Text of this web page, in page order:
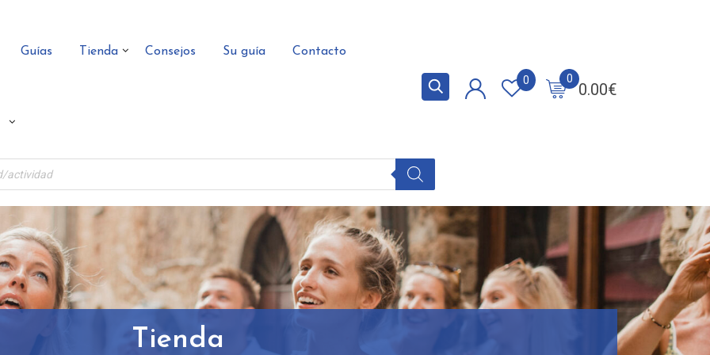
Guías Tienda Consejos Su guía Contacto
0.00€
0
0
Tienda